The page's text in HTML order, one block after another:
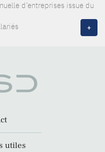
d’entreprises issue du
+
utiles